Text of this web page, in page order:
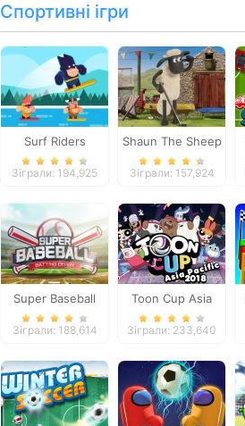
Спортивні ігри
Surf Riders
Зіграли: 194,925
Shaun The Sheep
Baahmy Golf
Зіграли: 157,924
Super Baseball
Зіграли: 188,614
Toon Cup Asia
Pacific 2018
Зіграли: 233,640